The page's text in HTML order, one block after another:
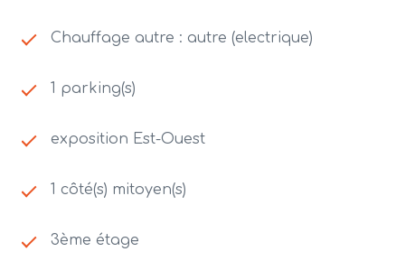
Chauffage autre : autre (electrique)
1 parking(s)
exposition Est-Ouest
1 côté(s) mitoyen(s)
3ème étage